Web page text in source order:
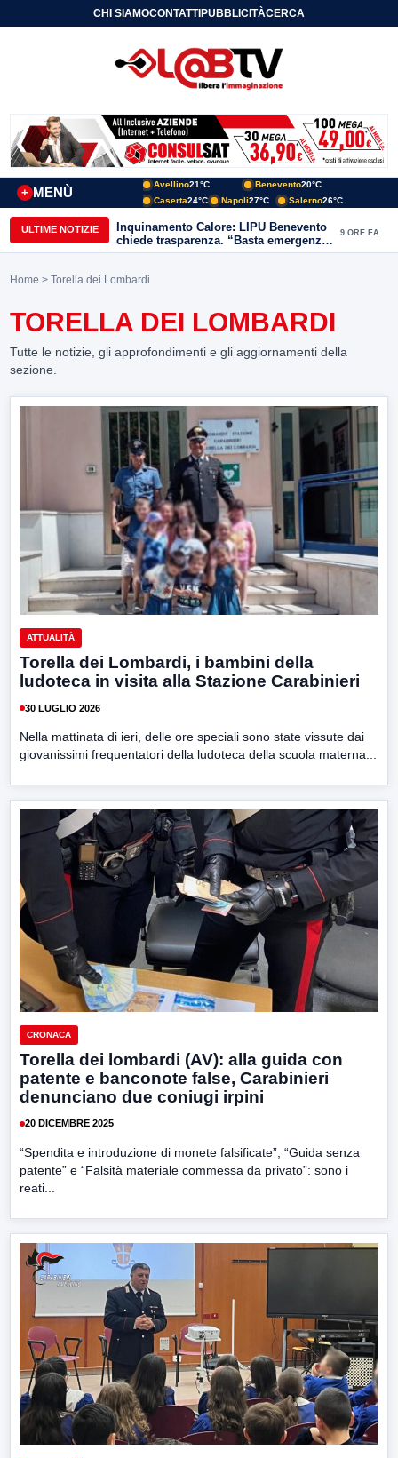
CHI SIAMOCONTATTIPUBBLICITÀCERCA
MENÙ
+
Avellino21°C Benevento20°C
Caserta24°C Napoli27°C Salerno26°C
ULTIME NOTIZIE
Inquinamento Calore: LIPU Benevento
chiede trasparenza. “Basta emergenze:
non possiamo continuare a trattare i
canali di scarico
9 ORE FA
Home > Torella dei Lombardi
TORELLA DEI LOMBARDI
Tutte le notizie, gli approfondimenti e gli aggiornamenti della
sezione.
ATTUALITÀ
Torella dei Lombardi, i bambini della
ludoteca in visita alla Stazione Carabinieri
30 LUGLIO 2026
Nella mattinata di ieri, delle ore speciali sono state vissute dai
giovanissimi frequentatori della ludoteca della scuola materna...
CRONACA
Torella dei lombardi (AV): alla guida con
patente e banconote false, Carabinieri
denunciano due coniugi irpini
20 DICEMBRE 2025
“Spendita e introduzione di monete falsificate”, “Guida senza
patente” e “Falsità materiale commessa da privato”: sono i
reati...